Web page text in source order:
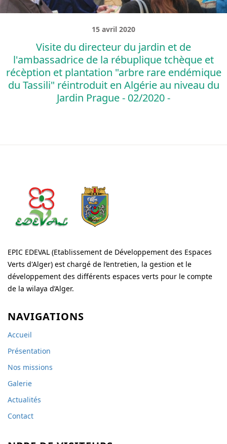
15 avril 2020
Visite du directeur du jardin et de
l'ambassadrice de la rébuplique tchèque et
récèption et plantation "arbre rare endémique
du Tassili" réintroduit en Algérie au niveau du
Jardin Prague - 02/2020 -
EPIC EDEVAL (Etablissement de Développement des Espaces
Verts d'Alger) est chargé de l’entretien, la gestion et le
développement des différents espaces verts pour le compte
de la wilaya d’Alger.
NAVIGATIONS
Accueil
Présentation
Nos missions
Galerie
Actualités
Contact